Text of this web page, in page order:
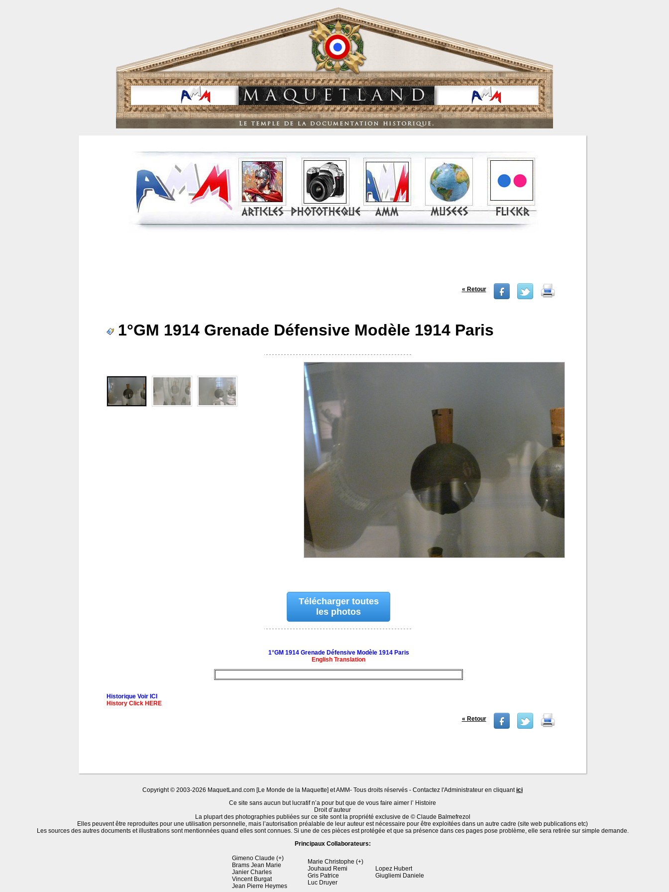
« Retour
1°GM 1914 Grenade Défensive Modèle 1914 Paris
Télécharger toutes
les photos
1°GM 1914 Grenade Défensive Modèle 1914 Paris
English Translation
Historique Voir ICI
History Click HERE
« Retour
Copyright © 2003-2026 MaquetLand.com [Le Monde de la Maquette] et AMM- Tous droits réservés - Contactez l'Administrateur en cliquantici
Ce site sans aucun but lucratif n’a pour but que de vous faire aimer l’ Histoire
Droit d’auteur
La plupart des photographies publiées sur ce site sont la propriété exclusive de © Claude Balmefrezol
Elles peuvent être reproduites pour une utilisation personnelle, mais l’autorisation préalable de leur auteur est nécessaire pour être exploitées dans un autre cadre (site web publications etc)
Les sources des autres documents et illustrations sont mentionnées quand elles sont connues. Si une de ces pièces est protégée et que sa présence dans ces pages pose problème, elle sera retirée sur simple demande.
Principaux Collaborateurs:
Gimeno Claude (+)
Brams Jean Marie
Janier Charles
Vincent Burgat
Jean Pierre Heymes
Marie Christophe (+)
Jouhaud Remi
Gris Patrice
Luc Druyer
Lopez Hubert
Giugliemi Daniele